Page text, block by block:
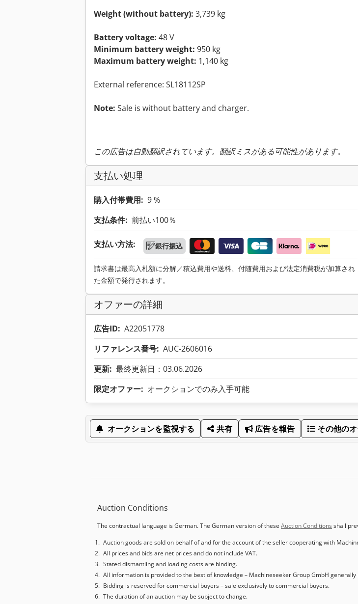
Weight (without battery): 3,739 kg
Battery voltage: 48 V
Minimum battery weight: 950 kg
Maximum battery weight: 1,140 kg
External reference: SL18112SP
Note: Sale is without battery and charger.
この広告は自動翻訳されています。翻訳ミスがある可能性があります。
支払い処理
購入付帯費用: 9 %
支払条件: 前払い100％
支払い方法: 銀行振込
請求書は最高入札額に分解／積込費用や送料、付随費用および法定消費税が加算され
た金額で発行されます。
オファーの詳細
広告ID: A22051778
リファレンス番号: AUC-2606016
更新: 最終更新日：03.06.2026
限定オファー: オークションでのみ入手可能
オークションを監視する 共有 広告を報告 その他の
Auction Conditions
The contractual language is German. The German version of these Auction Conditions shall
Auction goods are sold on behalf of and for the account of the seller cooperating with
All prices and bids are net prices and do not include VAT.
Stated dismantling and loading costs are binding.
All information is provided to the best of knowledge – Machineseeker Group GmbH
Bidding is reserved for commercial buyers – sale exclusively to commercial buyers.
The duration of an auction may be subject to change.